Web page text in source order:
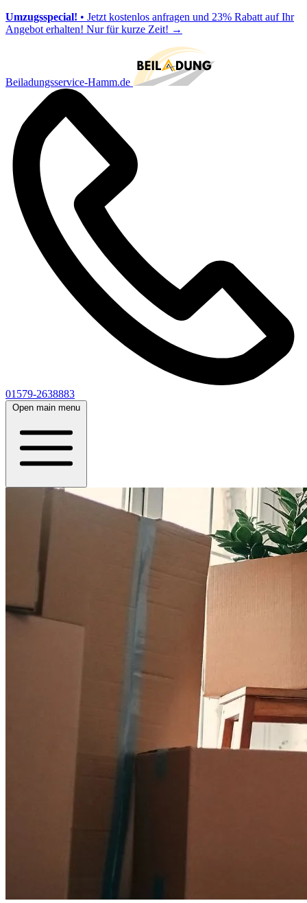
Umzugsspecial! • Jetzt kostenlos anfragen und 23% Rabatt auf Ihr
Angebot erhalten! Nur für kurze Zeit! →
Beiladungsservice-Hamm.de
01579-2638883
Open main menu